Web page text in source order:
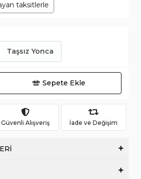
taksitlerle
Taşsız Yonca
Sepete Ekle
Güvenli Alışveriş İade ve Değişim